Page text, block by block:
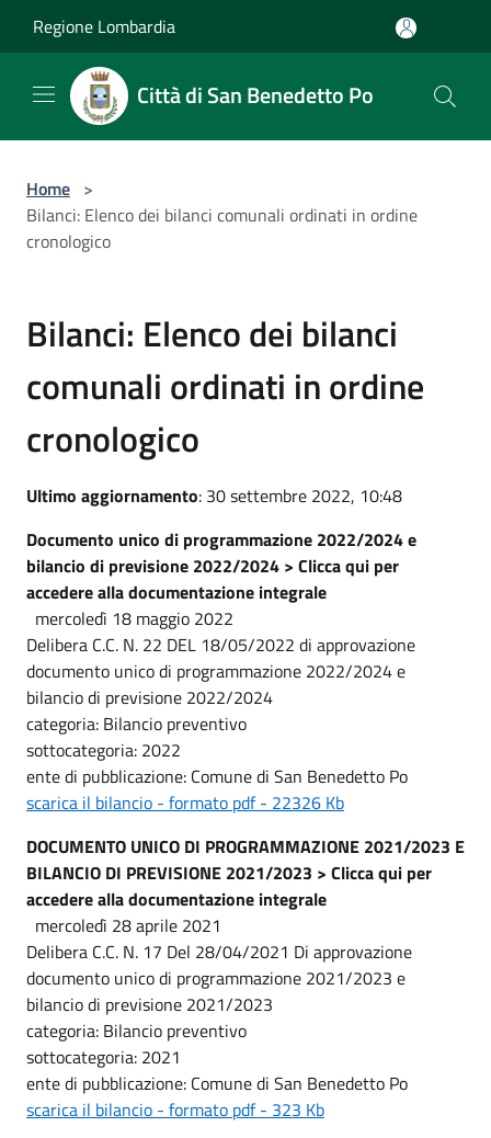
Regione Lombardia
Città di San Benedetto Po
Home >
Bilanci: Elenco dei bilanci comunali ordinati in ordine
cronologico
Bilanci: Elenco dei bilanci
comunali ordinati in ordine
cronologico
Ultimo aggiornamento: 30 settembre 2022, 10:48
Documento unico di programmazione 2022/2024 e
bilancio di previsione 2022/2024 > Clicca qui per
accedere alla documentazione integrale
mercoledì 18 maggio 2022
Delibera C.C. N. 22 DEL 18/05/2022 di approvazione
documento unico di programmazione 2022/2024 e
bilancio di previsione 2022/2024
categoria: Bilancio preventivo
sottocategoria: 2022
ente di pubblicazione: Comune di San Benedetto Po
scarica il bilancio - formato pdf - 22326 Kb
DOCUMENTO UNICO DI PROGRAMMAZIONE 2021/2023 E
BILANCIO DI PREVISIONE 2021/2023 > Clicca qui per
accedere alla documentazione integrale
mercoledì 28 aprile 2021
Delibera C.C. N. 17 Del 28/04/2021 Di approvazione
documento unico di programmazione 2021/2023 e
bilancio di previsione 2021/2023
categoria: Bilancio preventivo
sottocategoria: 2021
ente di pubblicazione: Comune di San Benedetto Po
scarica il bilancio - formato pdf - 323 Kb